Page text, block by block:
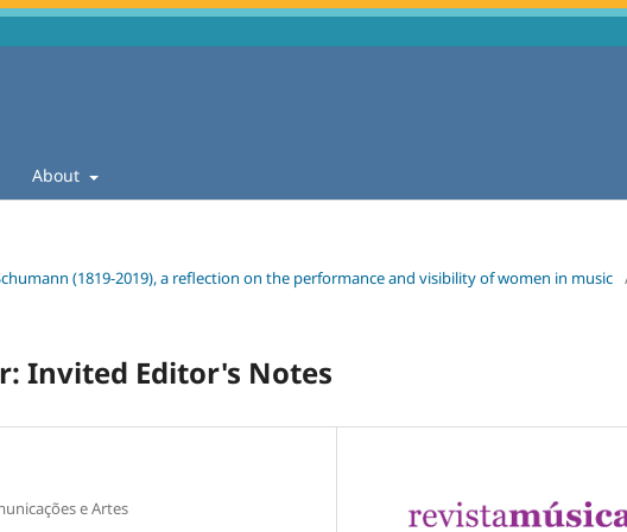
About
(1819-2019), a reflection on the performance and visibility of women in music
Invited Editor's Notes
e Artes